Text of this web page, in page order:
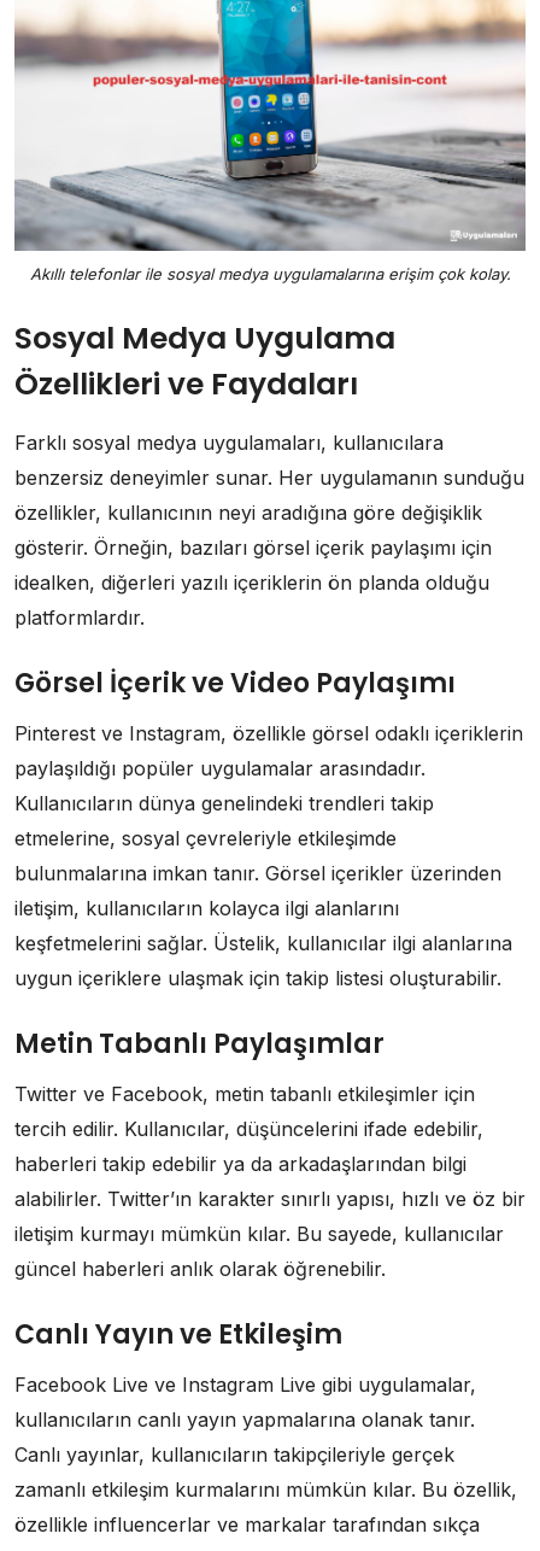
Akıllı telefonlar ile sosyal medya uygulamalarına erişim çok kolay.
Sosyal Medya Uygulama
Özellikleri ve Faydaları
Farklı sosyal medya uygulamaları, kullanıcılara
benzersiz deneyimler sunar. Her uygulamanın sunduğu
özellikler, kullanıcının neyi aradığına göre değişiklik
gösterir. Örneğin, bazıları görsel içerik paylaşımı için
idealken, diğerleri yazılı içeriklerin ön planda olduğu
platformlardır.
Görsel İçerik ve Video Paylaşımı
Pinterest ve Instagram, özellikle görsel odaklı içeriklerin
paylaşıldığı popüler uygulamalar arasındadır.
Kullanıcıların dünya genelindeki trendleri takip
etmelerine, sosyal çevreleriyle etkileşimde
bulunmalarına imkan tanır. Görsel içerikler üzerinden
iletişim, kullanıcıların kolayca ilgi alanlarını
keşfetmelerini sağlar. Üstelik, kullanıcılar ilgi alanlarına
uygun içeriklere ulaşmak için takip listesi oluşturabilir.
Metin Tabanlı Paylaşımlar
Twitter ve Facebook, metin tabanlı etkileşimler için
tercih edilir. Kullanıcılar, düşüncelerini ifade edebilir,
haberleri takip edebilir ya da arkadaşlarından bilgi
alabilirler. Twitter’ın karakter sınırlı yapısı, hızlı ve öz bir
iletişim kurmayı mümkün kılar. Bu sayede, kullanıcılar
güncel haberleri anlık olarak öğrenebilir.
Canlı Yayın ve Etkileşim
Facebook Live ve Instagram Live gibi uygulamalar,
kullanıcıların canlı yayın yapmalarına olanak tanır.
Canlı yayınlar, kullanıcıların takipçileriyle gerçek
zamanlı etkileşim kurmalarını mümkün kılar. Bu özellik,
özellikle influencerlar ve markalar tarafından sıkça